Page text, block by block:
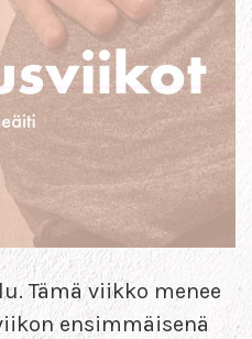
Tämä viikko menee
ensimmäisenä